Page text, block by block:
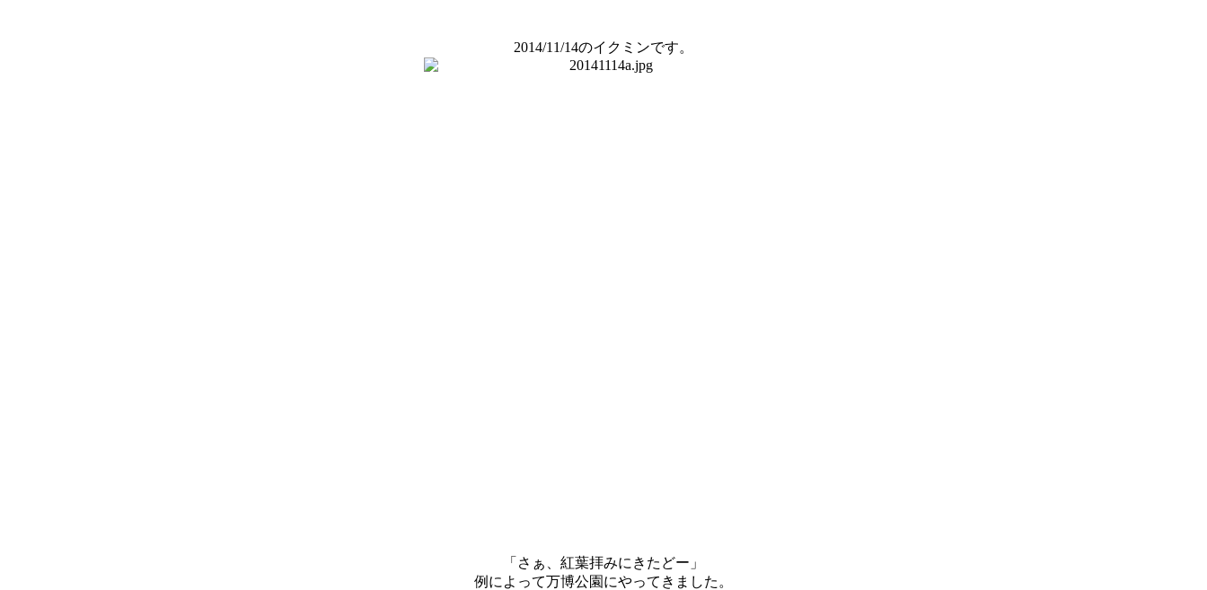
2014/11/14のイクミンです。
「さぁ、紅葉拝みにきたどー」
例によって万博公園にやってきました。